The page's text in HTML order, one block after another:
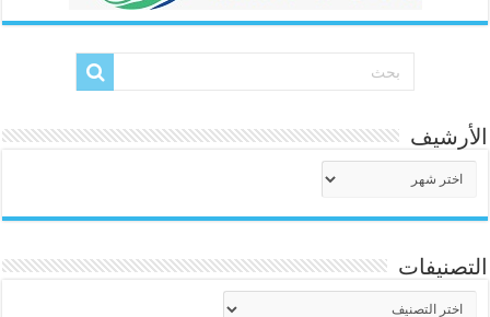
الأرشيف
التصنيفات